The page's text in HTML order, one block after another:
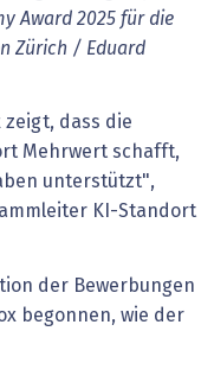
Award 2025 für die
Zürich / Eduard
zeigt, dass die
Mehrwert schafft,
unterstützt",
KI-Standort
der Bewerbungen
begonnen, wie der